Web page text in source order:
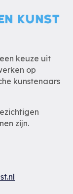
keuze uit
op
kunstenaars
zijn.